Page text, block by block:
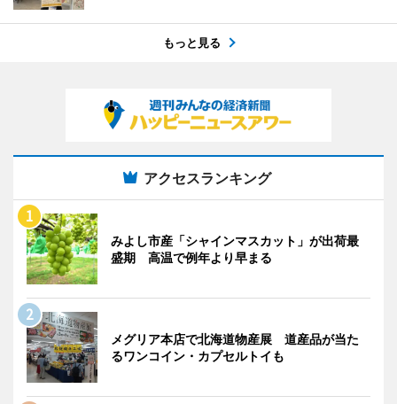
もっと見る
アクセスランキング
みよし市産「シャインマスカット」が出荷最
盛期 高温で例年より早まる
メグリア本店で北海道物産展 道産品が当た
るワンコイン・カプセルトイも